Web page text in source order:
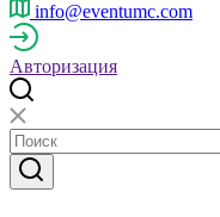
info@eventumc.com
Авторизация